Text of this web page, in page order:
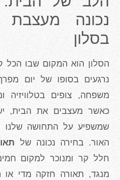
נכונה מעצבת
בסלון
הסלון הוא המקום שבו הכל
נרגעים בסופו של יום
משפחה, צופים בטלוויזיה
כאשר מעצבים את הבית,
שמשפיע על התחושה שלנו
האור. בחירה נכונה של
חלל קר ומנוכר למקום
מנגד, תאורה חזקה מדי או